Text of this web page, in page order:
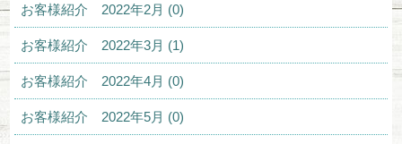
お客様紹介 2022年2月 (0)
お客様紹介 2022年3月 (1)
お客様紹介 2022年4月 (0)
お客様紹介 2022年5月 (0)